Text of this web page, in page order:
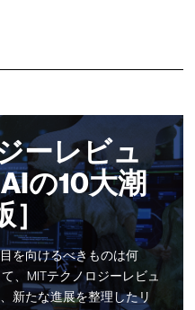
ーレビュ
の10大潮
を向けるべきものは何
、MITテクノロジーレビュ
新たな進展を整理したリ